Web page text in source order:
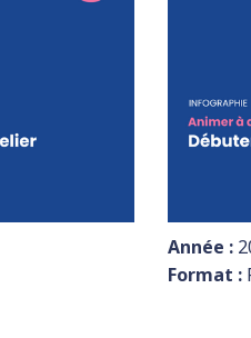
Année :
Format :